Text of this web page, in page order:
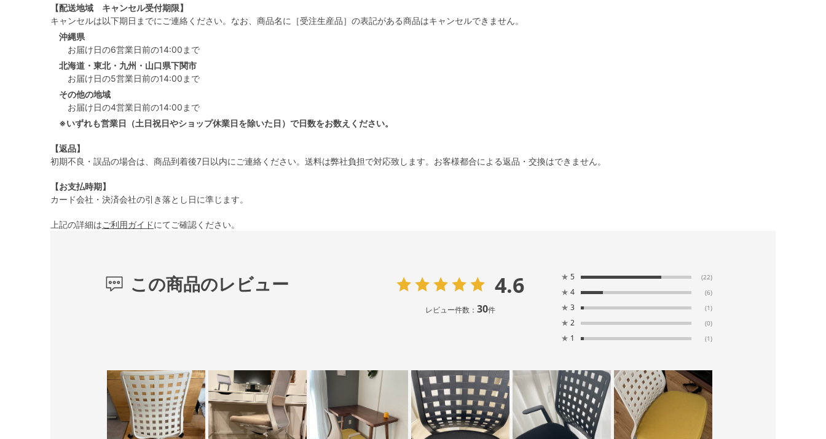
【配送地域 キャンセル受付期限】
キャンセルは以下期日までにご連絡ください。なお、商品名に［受注生産品］の表記がある商品はキャンセルできません。
沖縄県
お届け日の6営業日前の14:00まで
北海道・東北・九州・山口県下関市
お届け日の5営業日前の14:00まで
その他の地域
お届け日の4営業日前の14:00まで
※いずれも営業日（土日祝日やショップ休業日を除いた日）で日数をお数えください。
【返品】
初期不良・誤品の場合は、商品到着後7日以内にご連絡ください。送料は弊社負担で対応致します。お客様都合による返品・交換はできません。
【お支払時期】
カード会社・決済会社の引き落とし日に準じます。
上記の詳細はご利用ガイドにてご確認ください。
この商品のレビュー 4.6
レビュー件数： 30件
★ 5 (22)
★ 4 (6)
★ 3 (1)
★ 2 (0)
★ 1 (1)